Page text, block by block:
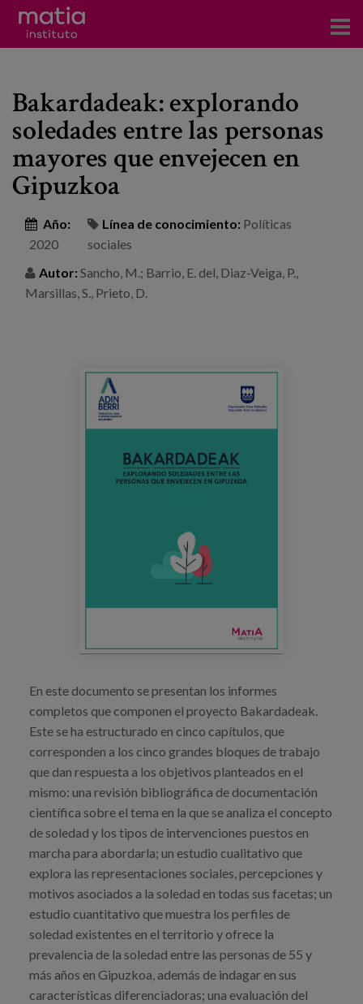
Investigación
Publicaciones
Participación en foros
Formación
Eventos
Bakardadeak: explorando
soledades entre las personas
mayores que envejecen en
Gipuzkoa
Año:
2020
Línea de conocimiento: Políticas
sociales
Autor: Sancho, M.; Barrio, E. del, Diaz-Veiga, P.,
Marsillas, S., Prieto, D.
En este documento se presentan los informes
completos que componen el proyecto Bakardadeak.
Este se ha estructurado en cinco capítulos, que
corresponden a los cinco grandes bloques de trabajo
que dan respuesta a los objetivos planteados en el
mismo: una revisión bibliográfica de documentación
científica sobre el tema en la que se analiza el concepto
de soledad y los tipos de intervenciones puestos en
marcha para abordarla; un estudio cualitativo que
explora las representaciones sociales, percepciones y
motivos asociados a la soledad en todas sus facetas; un
estudio cuantitativo que muestra los perfiles de
soledad existentes en el territorio y ofrece la
prevalencia de la soledad entre las personas de 55 y
más años en Gipuzkoa, además de indagar en sus
características diferenciadoras; una evaluación del